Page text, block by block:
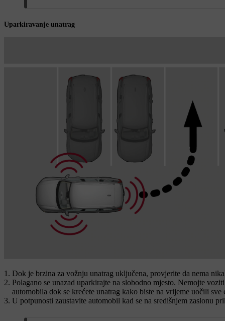
Uparkiravanje unatrag
Dok je brzina za vožnju unatrag uključena, provjerite da nema
Polagano se unazad uparkirajte na slobodno mjesto. Nemojte
automobila dok se krećete unatrag kako biste na vrijeme uočili
U potpunosti zaustavite automobil kad se na središnjem zaslonu